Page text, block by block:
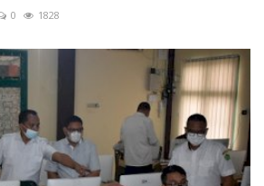
0 1828